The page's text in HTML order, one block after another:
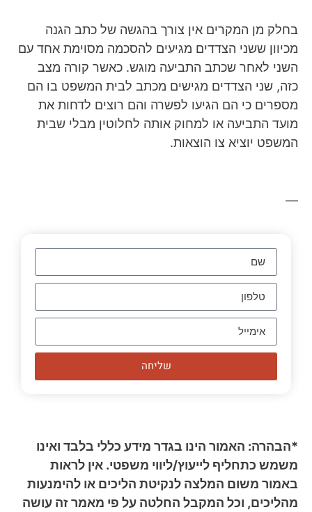
בחלק מן המקרים אין צורך בהגשה של כתב הגנה
מכיוון ששני הצדדים מגיעים להסכמה מסוימת אחד עם
השני לאחר שכתב התביעה מוגש. כאשר קורה מצב
כזה, שני הצדדים מגישים מכתב לבית המשפט בו הם
מספרים כי הם הגיעו לפשרה והם רוצים לדחות את
מועד התביעה או למחוק אותה לחלוטין מבלי שבית
המשפט יוציא צו הוצאות.
—
שליחה
*הבהרה: האמור הינו בגדר מידע כללי בלבד ואינו
משמש כתחליף לייעוץ/ליווי משפטי. אין לראות
באמור משום המלצה לנקיטת הליכים או להימנעות
מהליכים, וכל המקבל החלטה על פי מאמר זה עושה